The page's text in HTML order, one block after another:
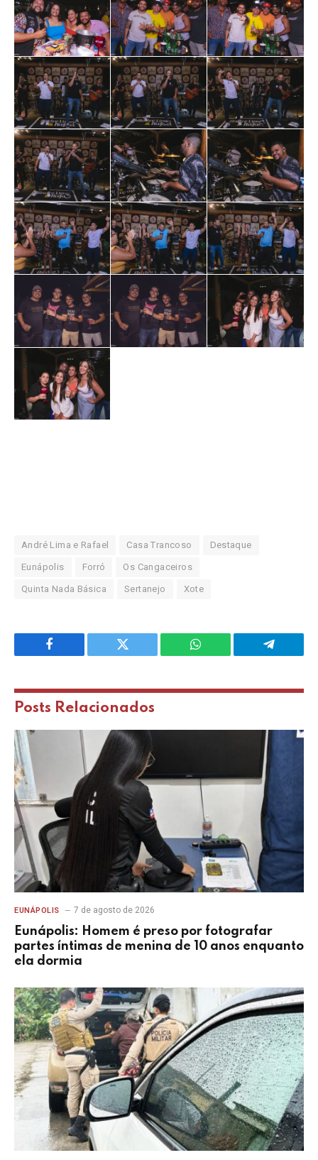
André Lima e Rafael Casa Trancoso Destaque
Eunápolis Forró Os Cangaceiros
Quinta Nada Básica Sertanejo Xote
Facebook Twitter WhatsApp Telegram
Posts Relacionados
EUNÁPOLIS 7 de agosto de 2026
Eunápolis: Homem é preso por fotografar
partes íntimas de menina de 10 anos enquanto
ela dormia